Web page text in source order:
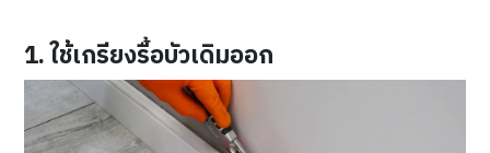
1. ใช้เกรียงรื้อบัวเดิมออก